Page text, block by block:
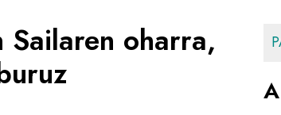
Sailaren oharra,